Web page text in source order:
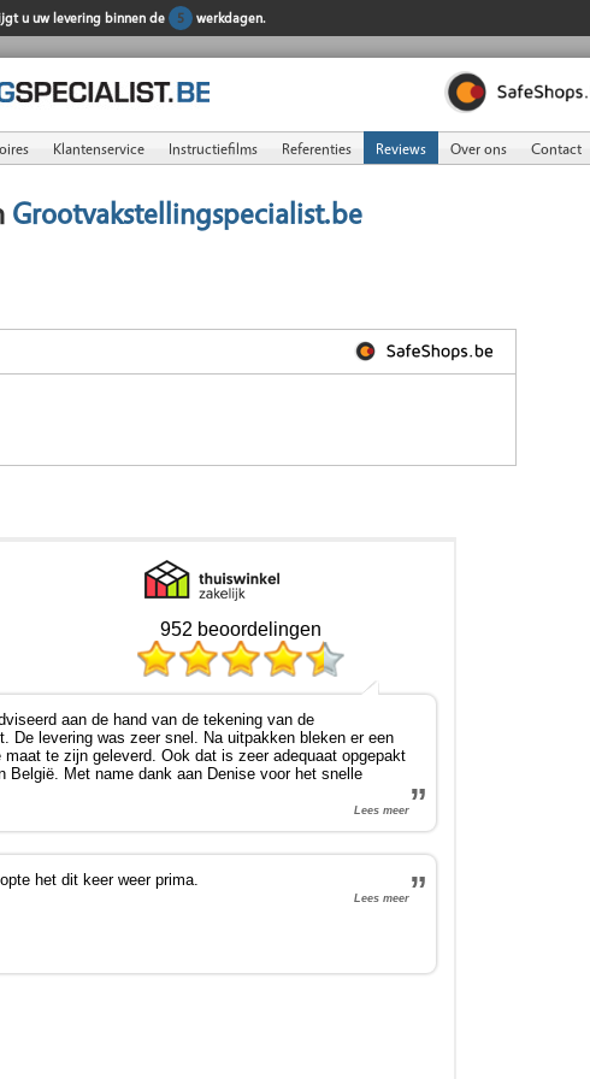
u uw levering binnen de 5 werkdagen.
Klantenservice Instructiefilms Referenties Reviews Over ons Contact
Grootvakstellingspecialist.be